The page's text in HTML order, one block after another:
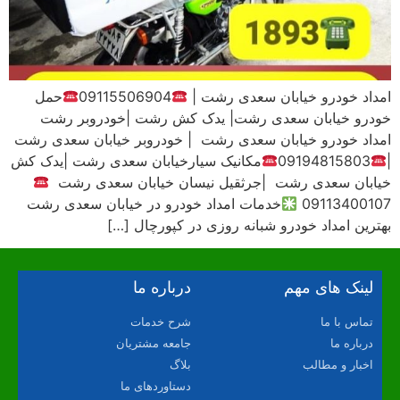
امداد خودرو خیابان سعدی رشت | 09115506904
حمل
خودرو خیابان سعدی رشت| یدک کش رشت |خودروبر رشت
امداد خودرو خیابان سعدی رشت | خودروبر خیابان سعدی رشت
09194815803
مکانیک سیارخیابان سعدی رشت |یدک کش
خیابان سعدی رشت |جرثقیل نیسان خیابان سعدی رشت
09113400107
خدمات امداد خودرو در خیابان سعدی رشت
بهترین امداد خودرو شبانه روزی در کپورچال […]
لینک های مهم
تماس با ما
درباره ما
اخبار و مطالب
درباره ما
شرح خدمات
جامعه مشتریان
بلاگ
دستاوردهای ما